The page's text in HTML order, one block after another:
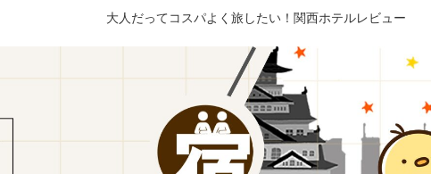
大人だってコスパよく旅したい！関西ホテルレビュー